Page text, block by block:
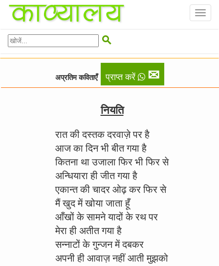

अप्रतिम कविताएँ प्राप्त करें ✉
नियति
रात की दस्तक दरवाज़े पर है
आज का दिन भी बीत गया है
कितना था उजाला फिर भी फिर से
अन्धियारा ही जीत गया है
एकान्त की चादर ओढ़ कर फिर से
मैं खुद में खोया जाता हूँ
आँखों के सामने यादों के रथ पर
मेरा ही अतीत गया है
सन्नाटों के गुन्जन में दबकर
अपनी ही आवाज़ नहीं आती मुझको